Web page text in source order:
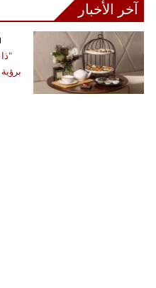
آخر الأخبار